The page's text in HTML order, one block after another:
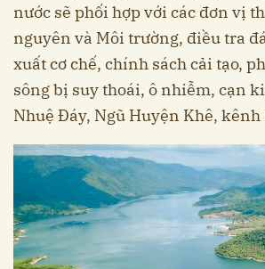
nước sẽ phối hợp với các đơn vị
nguyên và Môi trường, điều tra
xuất cơ chế, chính sách cải tạo,
sông bị suy thoái, ô nhiễm, cạn
Nhuệ Đáy, Ngũ Huyện Khê, kênh